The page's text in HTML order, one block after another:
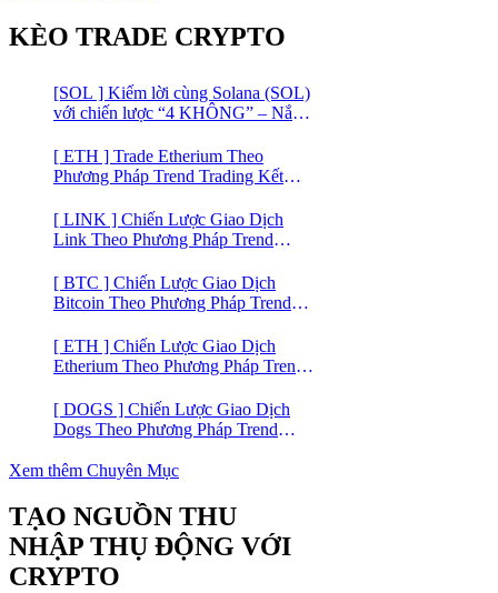
KÈO TRADE CRYPTO
[SOL ] Kiếm lời cùng Solana (SOL)
với chiến lược “4 KHÔNG” – Nắm
lý
[ ETH ] Trade Etherium Theo
Phương Pháp Trend Trading Kết
[ LINK ] Chiến Lược Giao Dịch
Link Theo Phương Pháp Trend
[ BTC ] Chiến Lược Giao Dịch
Bitcoin Theo Phương Pháp Trend
[ ETH ] Chiến Lược Giao Dịch
Etherium Theo Phương Pháp Trend
[ DOGS ] Chiến Lược Giao Dịch
Dogs Theo Phương Pháp Trend
Yết trên Binance
Xem thêm Chuyên Mục
TẠO NGUỒN THU
NHẬP THỤ ĐỘNG VỚI
CRYPTO